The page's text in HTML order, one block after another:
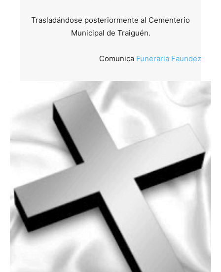
Trasladándose posteriormente al Cementerio
Municipal de Traiguén.
Comunica Funeraria Faundez